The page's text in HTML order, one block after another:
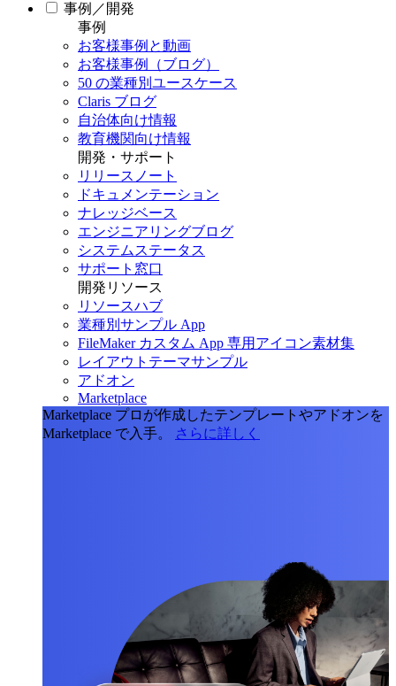
事例／開発
事例
お客様事例と動画
お客様事例（ブログ）
50 の業種別ユースケース
Claris ブログ
自治体向け情報
教育機関向け情報
開発・サポート
リリースノート
ドキュメンテーション
ナレッジベース
エンジニアリングブログ
システムステータス
サポート窓口
開発リソース
リソースハブ
業種別サンプル App
FileMaker カスタム App 専用アイコン素材集
レイアウトテーマサンプル
アドオン
Marketplace
Marketplace プロが作成したテンプレートやアドオンを
Marketplace で入手。
さらに詳しく